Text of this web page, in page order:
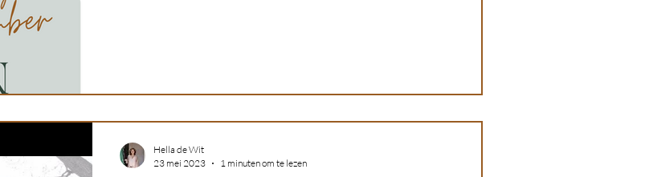
Hella de Wit
23 mei 2023
1 minuten om te lezen